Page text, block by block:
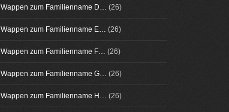
Wappen zum Familienname D… (26)
Wappen zum Familienname E… (26)
Wappen zum Familienname F… (26)
Wappen zum Familienname G… (26)
Wappen zum Familienname H… (26)